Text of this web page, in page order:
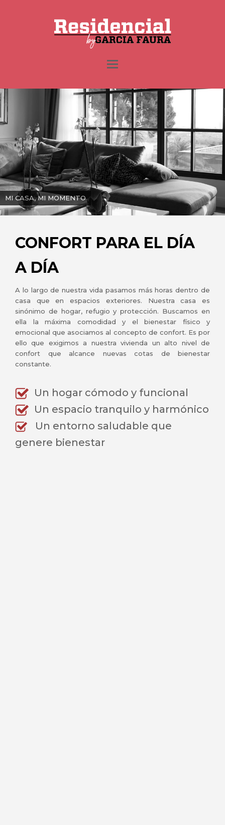
MI CASA, MI MOMENTO
CONFORT PARA EL DÍA
A DÍA
A lo largo de nuestra vida pasamos más horas dentro de
casa que en espacios exteriores. Nuestra casa es
sinónimo de hogar, refugio y protección. Buscamos en
ella la máxima comodidad y el bienestar físico y
emocional que asociamos al concepto de confort. Es por
ello que exigimos a nuestra vivienda un alto nivel de
confort que alcance nuevas cotas de bienestar
constante.
Un hogar cómodo y funcional
Un espacio tranquilo y harmónico
Un entorno saludable que
genere bienestar